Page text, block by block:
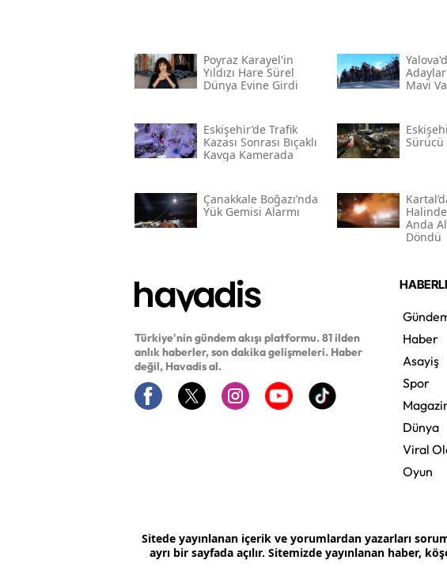
Poyraz Karayel'in
Yıldızı Hare Sürel
Dünya Evine Girdi
Mavi
Eskişehir’de Trafik
Kazası Sonrası Bıçaklı
Kavga Kamerada
Sürücü
Çanakkale Boğazı’nda
Yük Gemisi Alarmı
Anda
Döndü
Türkiye'nin gündem akışı platformu. 81 ilden
anlık haberler, son dakika gelişmeleri. Haber
değil, Havadis al.
Haber
Asayiş
Spor
Dünya
Viral
Oyun
Sitede yayınlanan içerik ve yorumlardan yazarları
ayrı bir sayfada açılır. Sitemizde yayınlanan haber,